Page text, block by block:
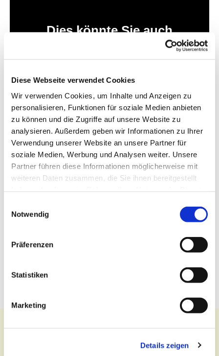
Diese Webseite verwendet Cookies
Wir verwenden Cookies, um Inhalte und Anzeigen zu
personalisieren, Funktionen für soziale Medien anbieten
zu können und die Zugriffe auf unsere Website zu
analysieren. Außerdem geben wir Informationen zu Ihrer
Verwendung unserer Website an unsere Partner für
soziale Medien, Werbung und Analysen weiter. Unsere
Partner führen diese Informationen möglicherweise mit
weiteren Daten zusammen, die Sie ihnen bereitgestellt
Notwendig
Präferenzen
Statistiken
Marketing
Details zeigen
Dies könnte Sie auch